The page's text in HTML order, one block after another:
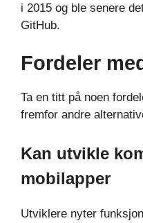
i 2015 og ble senere
GitHub.
Fordeler
Ta en titt på noen
fremfor andre
Kan utvikle
mobilapper
Utviklere nyter